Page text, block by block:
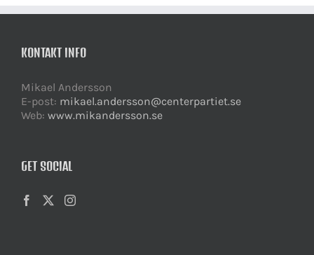
KONTAKT INFO
Mikael Andersson
E-post: mikael.andersson@centerpartiet.se
Web: www.mikandersson.se
GET SOCIAL